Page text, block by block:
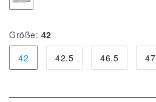
Größe: 42
42
42.5 46.5 47